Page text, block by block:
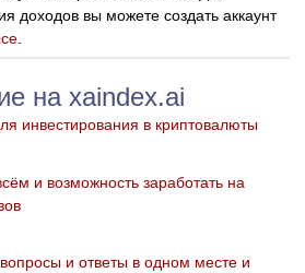
доходов вы можете создать аккаунт
на xaindex.ai
инвестирования в криптовалюты
и возможность заработать на
и ответы в одном месте и